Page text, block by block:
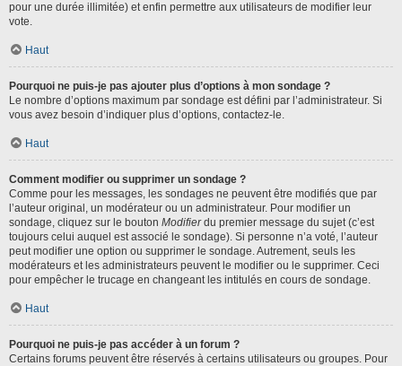
pour une durée illimitée) et enfin permettre aux utilisateurs de modifier leur
vote.
Haut
Pourquoi ne puis-je pas ajouter plus d’options à mon sondage ?
Le nombre d’options maximum par sondage est défini par l’administrateur. Si
vous avez besoin d’indiquer plus d’options, contactez-le.
Haut
Comment modifier ou supprimer un sondage ?
Comme pour les messages, les sondages ne peuvent être modifiés que par
l’auteur original, un modérateur ou un administrateur. Pour modifier un
sondage, cliquez sur le bouton Modifierdu premier message du sujet (c’est
toujours celui auquel est associé le sondage). Si personne n’a voté, l’auteur
peut modifier une option ou supprimer le sondage. Autrement, seuls les
modérateurs et les administrateurs peuvent le modifier ou le supprimer. Ceci
pour empêcher le trucage en changeant les intitulés en cours de sondage.
Haut
Pourquoi ne puis-je pas accéder à un forum ?
Certains forums peuvent être réservés à certains utilisateurs ou groupes. Pour